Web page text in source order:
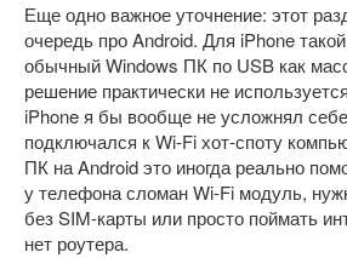
Еще одно важное уточнение: этот
очередь про Android. Для iPhone
обычный Windows ПК по USB как
решение практически не
iPhone я бы вообще не усложнял
подключался к Wi-Fi хот-споту
ПК на Android это иногда реально
у телефона сломан Wi-Fi модуль,
без SIM-карты или просто поймать
нет роутера.